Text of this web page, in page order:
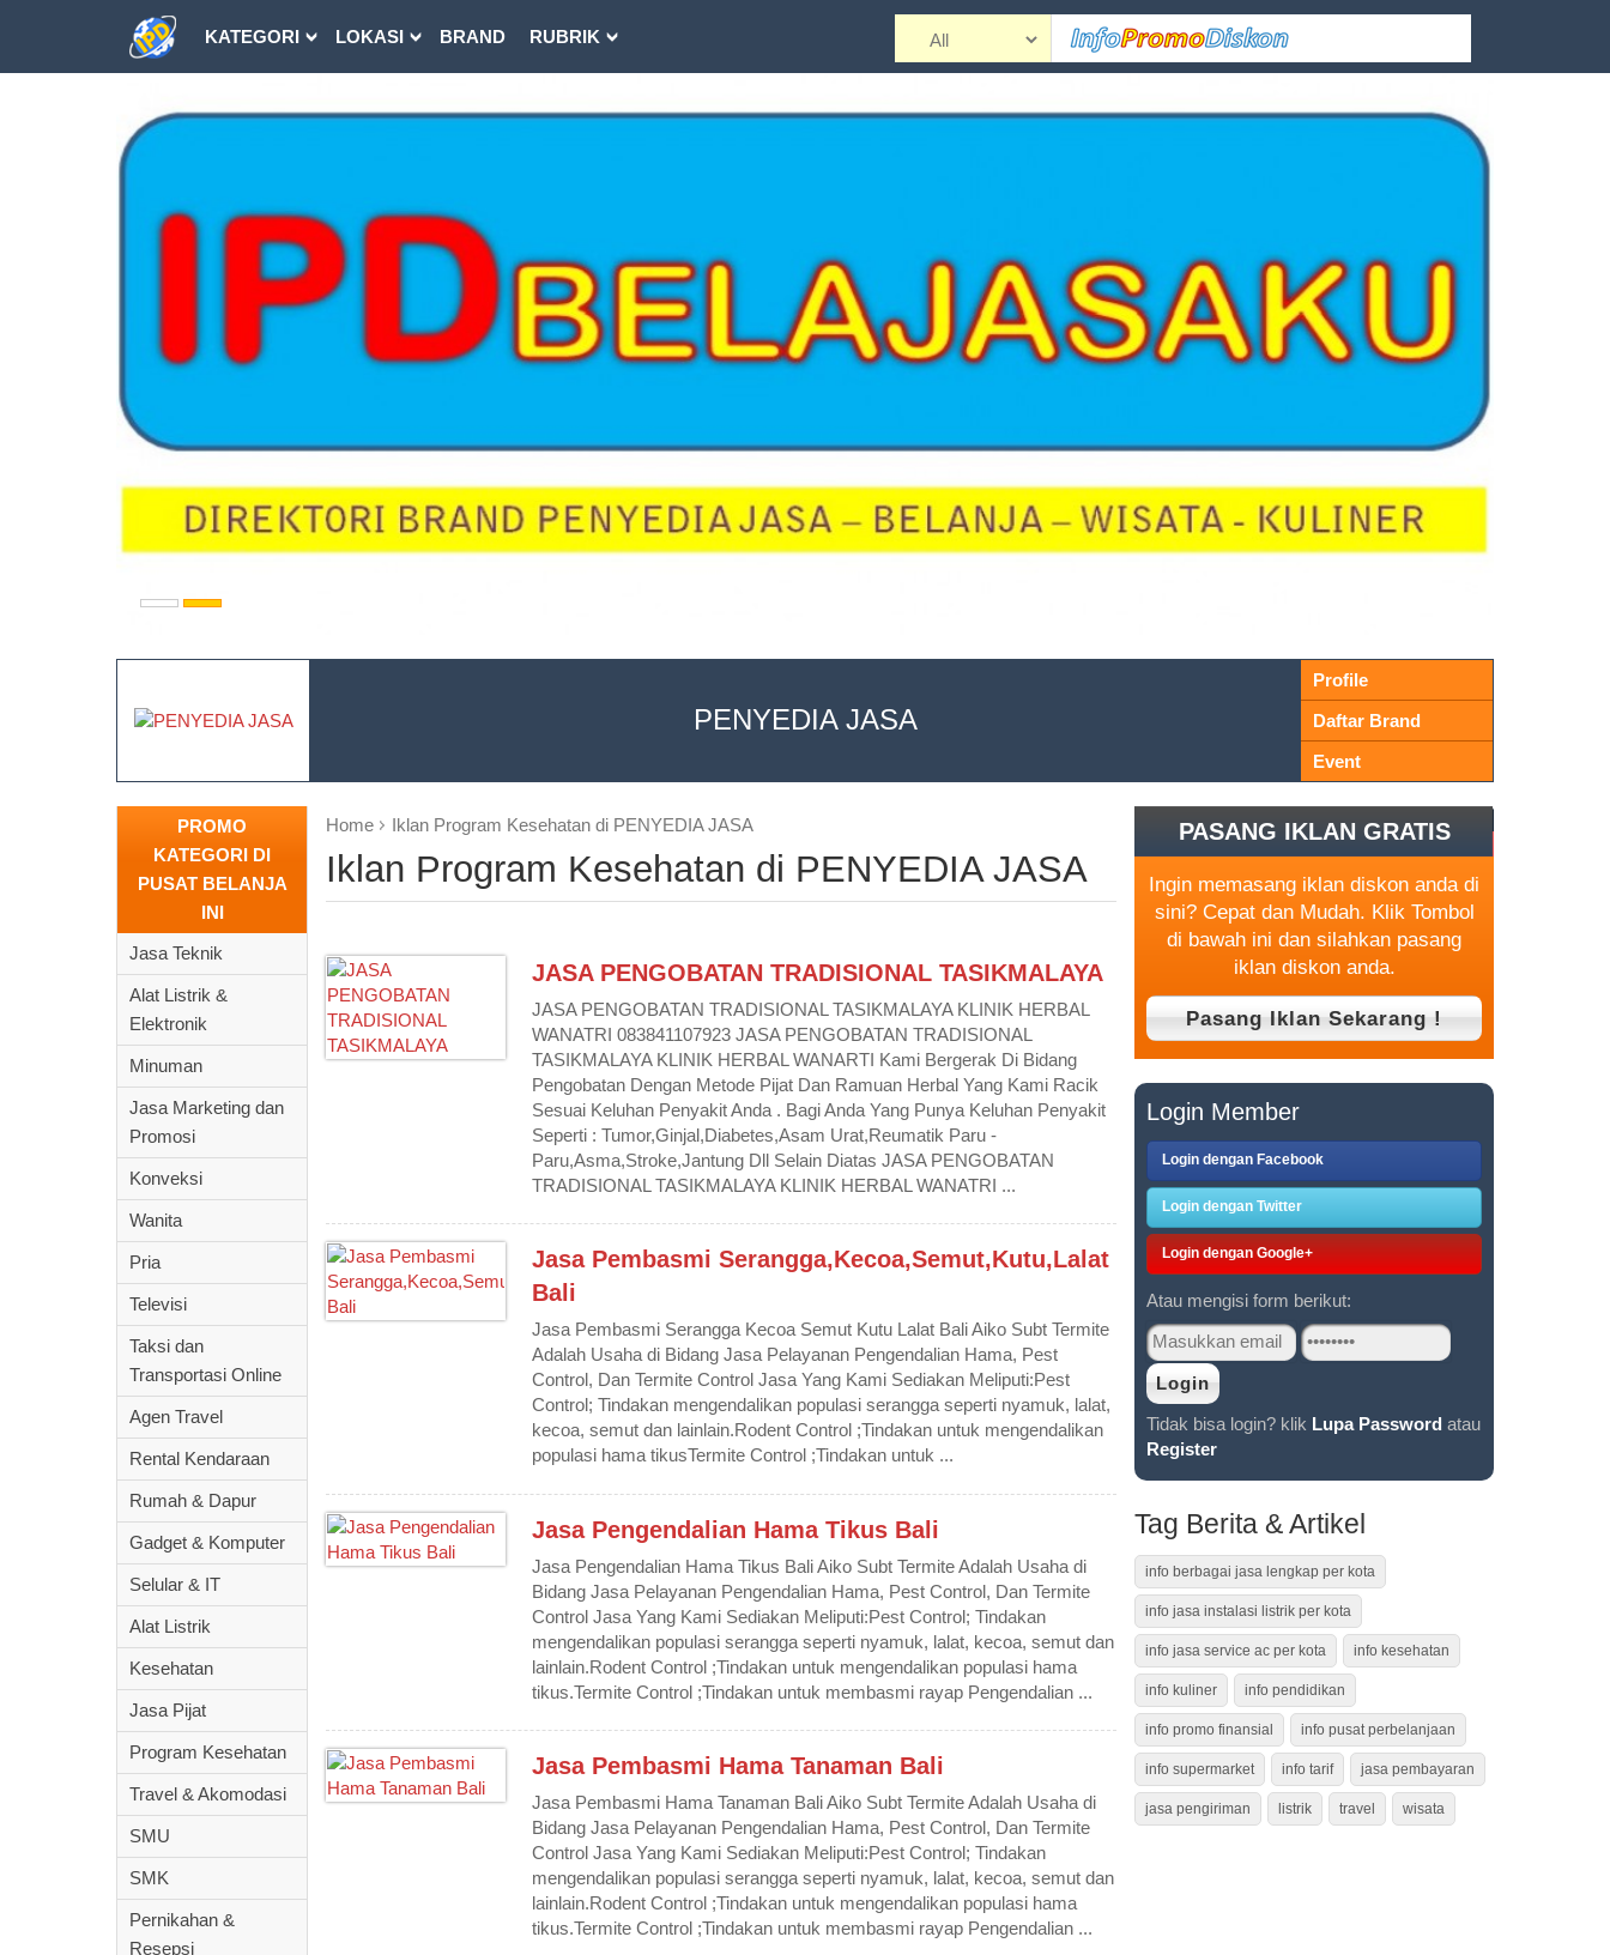
KATEGORI LOKASI BRAND RUBRIK
DOWNLOAD
PENYEDIA JASA
Profile
Daftar Brand
Event
PROMO
KATEGORI DI
PUSAT BELANJA
INI
Jasa Teknik
Alat Listrik &
Elektronik
Minuman
Jasa Marketing dan
Promosi
Konveksi
Wanita
Pria
Televisi
Taksi dan
Transportasi Online
Agen Travel
Rental Kendaraan
Rumah & Dapur
Gadget & Komputer
Selular & IT
Alat Listrik
Kesehatan
Jasa Pijat
Program Kesehatan
Travel & Akomodasi
SMU
SMK
Pernikahan &
Resepsi
Home Iklan Program Kesehatan di PENYEDIA JASA
Iklan Program Kesehatan di PENYEDIA JASA
JASA PENGOBATAN TRADISIONAL TASIKMALAYA
JASA PENGOBATAN TRADISIONAL TASIKMALAYA KLINIK HERBAL
WANATRI 083841107923 JASA PENGOBATAN TRADISIONAL
TASIKMALAYA KLINIK HERBAL WANARTI Kami Bergerak Di Bidang
Pengobatan Dengan Metode Pijat Dan Ramuan Herbal Yang Kami Racik
Sesuai Keluhan Penyakit Anda . Bagi Anda Yang Punya Keluhan Penyakit
Seperti : Tumor,Ginjal,Diabetes,Asam Urat,Reumatik Paru -
Paru,Asma,Stroke,Jantung Dll Selain Diatas JASA PENGOBATAN
TRADISIONAL TASIKMALAYA KLINIK HERBAL WANATRI ...
Jasa Pembasmi Serangga,Kecoa,Semut,Kutu,Lalat
Bali
Jasa Pembasmi Serangga Kecoa Semut Kutu Lalat Bali Aiko Subt Termite
Adalah Usaha di Bidang Jasa Pelayanan Pengendalian Hama, Pest
Control, Dan Termite Control Jasa Yang Kami Sediakan Meliputi:Pest
Control; Tindakan mengendalikan populasi serangga seperti nyamuk, lalat,
kecoa, semut dan lainlain.Rodent Control ;Tindakan untuk mengendalikan
populasi hama tikusTermite Control ;Tindakan untuk ...
Jasa Pengendalian Hama Tikus Bali
Jasa Pengendalian Hama Tikus Bali Aiko Subt Termite Adalah Usaha di
Bidang Jasa Pelayanan Pengendalian Hama, Pest Control, Dan Termite
Control Jasa Yang Kami Sediakan Meliputi:Pest Control; Tindakan
mengendalikan populasi serangga seperti nyamuk, lalat, kecoa, semut dan
lainlain.Rodent Control ;Tindakan untuk mengendalikan populasi hama
tikus.Termite Control ;Tindakan untuk membasmi rayap Pengendalian ...
Jasa Pembasmi Hama Tanaman Bali
Jasa Pembasmi Hama Tanaman Bali Aiko Subt Termite Adalah Usaha di
Bidang Jasa Pelayanan Pengendalian Hama, Pest Control, Dan Termite
Control Jasa Yang Kami Sediakan Meliputi:Pest Control; Tindakan
mengendalikan populasi serangga seperti nyamuk, lalat, kecoa, semut dan
lainlain.Rodent Control ;Tindakan untuk mengendalikan populasi hama
tikus.Termite Control ;Tindakan untuk membasmi rayap Pengendalian ...
PASANG IKLAN GRATIS
Ingin memasang iklan diskon anda di
sini? Cepat dan Mudah. Klik Tombol
di bawah ini dan silahkan pasang
iklan diskon anda.
Login Member
Login dengan Facebook
Login dengan Twitter
Login dengan Google+
Atau mengisi form berikut:
Tidak bisa login? klik Lupa Password atau
Register
Tag Berita & Artikel
info berbagai jasa lengkap per kota
info jasa instalasi listrik per kota
info jasa service ac per kota info kesehatan
info kuliner info pendidikan
info promo finansial info pusat perbelanjaan
info supermarket info tarif jasa pembayaran
jasa pengiriman listrik travel wisata